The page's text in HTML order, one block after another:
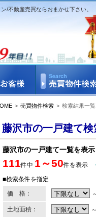
/不動産売買ならおまかせ下さい。
> 売買物件検索 > 検索結果一覧
藤沢市の一戸建て検
藤沢市の一戸建て一覧を表
111件中 1～50件を表示
■検索条件を指定
価 格：
土地面積：